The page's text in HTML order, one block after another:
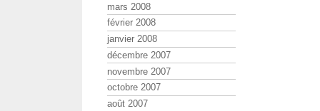
mars 2008
février 2008
janvier 2008
décembre 2007
novembre 2007
octobre 2007
août 2007